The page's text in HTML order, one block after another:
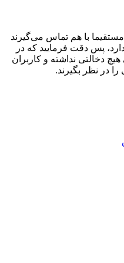
با هم تماس می‌گیرند
پس دقت فرمایید که در
دخالتی نداشته و کاربران
در نظر بگیرند.